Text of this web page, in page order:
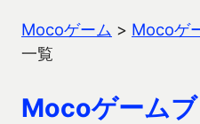
Mocoゲーム > Mocoゲ
一覧
Mocoゲーム